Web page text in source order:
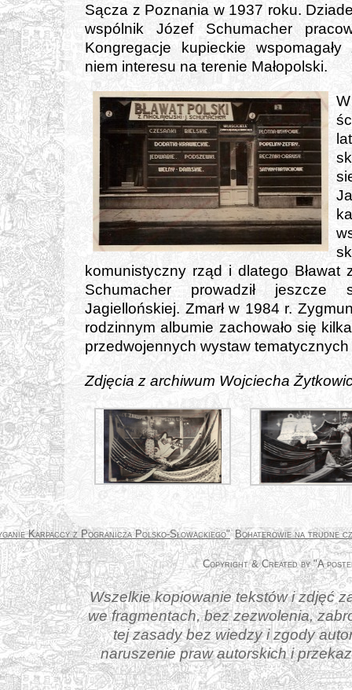
Sącza z Poznania w 1937 roku.
wspól­nik Józef Schumacher
Kongregacje kupiec­kie
niem inte­re­su na tere­nie Małopolski.
komu­ni­stycz­ny rząd i dla­te­go Bławat
Schumacher pro­wa­dził
Jagiellońskiej. Zmarł w 1984 r.
rodzin­nym albu­mie zacho­wa­ło się
przed­wo­jen­nych wystaw
Zdjęcia z archi­wum Wojciecha
Karpaccy z Pogranicza Polsko-Słowackiego" Bohaterowie na trudne
Wszelkie kopiowanie tekstów i zdjęć
we fragmentach, bez zezwolenia,
tej zasady bez wiedzy i zgody
naruszenie praw autorskich i